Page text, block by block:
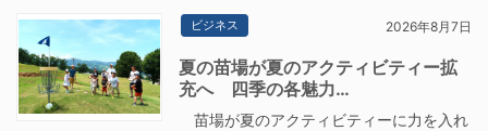
ビジネス 2026年8月7日
夏の苗場が夏のアクティビティー拡
充へ 四季の各魅力…
苗場が夏のアクティビティーに力を入れ